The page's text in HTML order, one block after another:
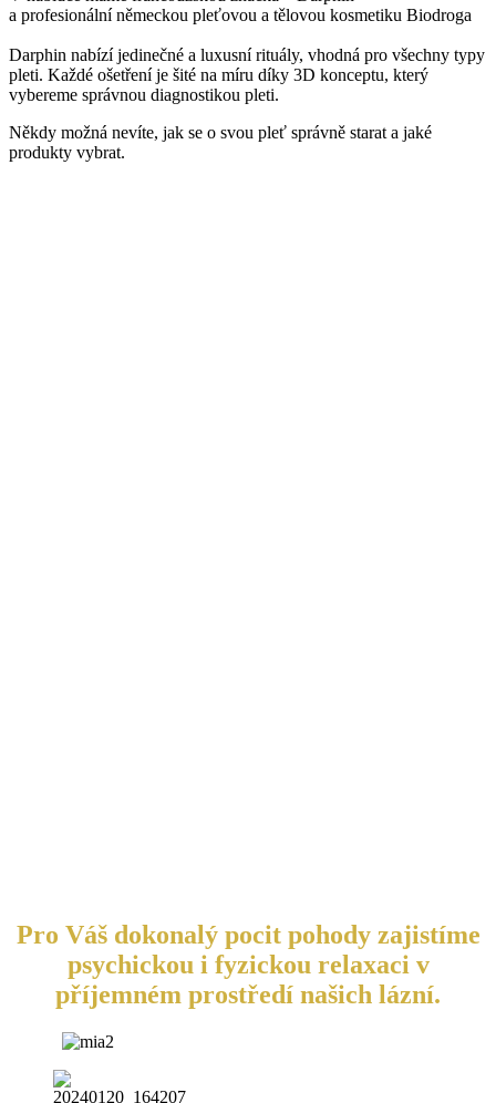
a profesionální německou pleťovou a tělovou kosmetiku Biodroga
Darphin nabízí jedinečné a luxusní rituály, vhodná pro všechny typy
pleti. Každé ošetření je šité na míru díky 3D konceptu, který
vybereme správnou diagnostikou pleti.
Někdy možná nevíte, jak se o svou pleť správně starat a jaké
produkty vybrat.
Pro Váš dokonalý pocit pohody zajistíme
psychickou i fyzickou relaxaci v
příjemném prostředí našich lázní.